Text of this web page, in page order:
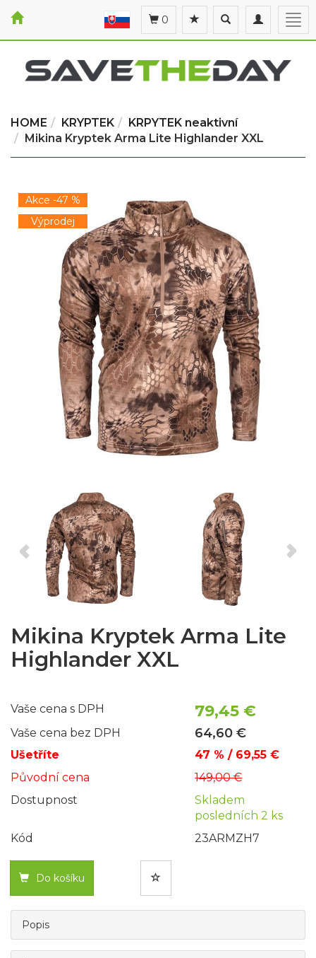
Toggle
navigation
Toggle
search
0
HOME KRYPTEK
KRPYTEK neaktivní
Mikina Kryptek Arma Lite Highlander XXL
Akce -47 %
Výprodej
Mikina Kryptek Arma Lite
Highlander XXL
Vaše cena s DPH 79,45 €
Vaše cena bez DPH 64,60 €
Ušetříte
47 % / 69,55 €
Původní cena
149,00 €
Dostupnost
Skladem
posledních 2 ks
Kód
23ARMZH7
Do košíku
Popis